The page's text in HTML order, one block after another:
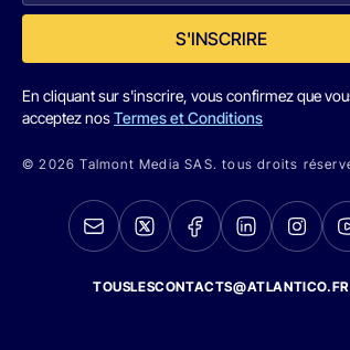
S'INSCRIRE
En cliquant sur s'inscrire, vous confirmez que
acceptez nosTermes et Conditions
© 2026 Talmont Media SAS. tous droits
TOUSLESCONTACTS@ATLANTICO.FR